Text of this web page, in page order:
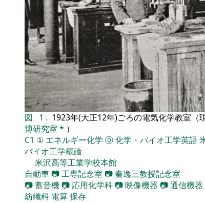
図 1 . 1923年(大正12年)ごろの電気化学教室（
博研究室 * ）
C1 ① エネルギー化学 ⓪化学・バイオ工学英語
バイオ工学概論
米沢高等工業学校本館
自動車📷工専記念室 📷秦逸三教授記念室
📷蓄音機📷 応用化学科📷映像機器 📷通信機器
紡織科 電算保存